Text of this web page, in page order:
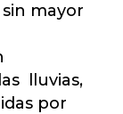
mayor
lluvias,
por